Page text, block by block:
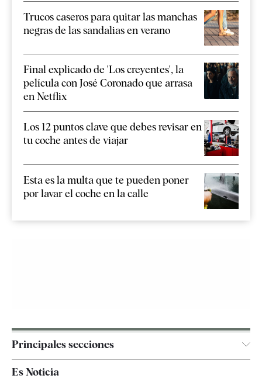
Trucos caseros para quitar las manchas
negras de las sandalias en verano
Final explicado de 'Los creyentes', la
película con José Coronado que arrasa
en Netflix
Los 12 puntos clave que debes revisar en
tu coche antes de viajar
Esta es la multa que te pueden poner
por lavar el coche en la calle
Principales secciones
España
Es Noticia